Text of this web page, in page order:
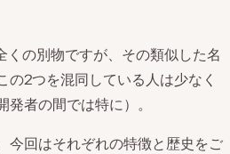
の別物ですが、その類似した名
の2つを混同している人は少なく
者の間では特に）。
今回はそれぞれの特徴と歴史をご